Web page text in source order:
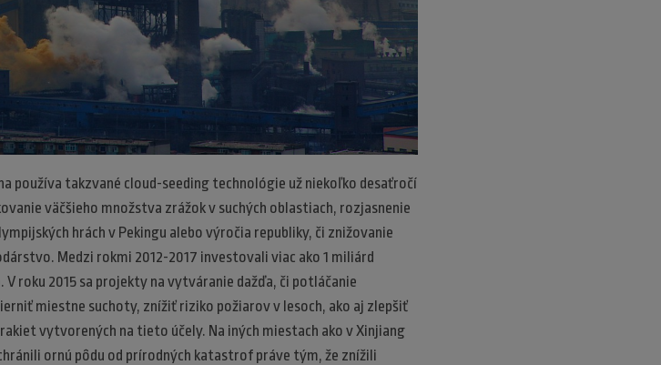
používa takzvané cloud-seeding technológie už niekoľko desaťročí
väčšieho množstva zrážok v suchých oblastiach, rozjasnenie
hrách v Pekingu alebo výročia republiky, či znižovanie
Medzi rokmi 2012-2017 investovali viac ako 1 miliárd
roku 2015 sa projekty na vytváranie dažďa, či potláčanie
miestne suchoty, znížiť riziko požiarov v lesoch, ako aj zlepšiť
vytvorených na tieto účely. Na iných miestach ako v Xinjiang
ornú pôdu od prírodných katastrof práve tým, že znížili